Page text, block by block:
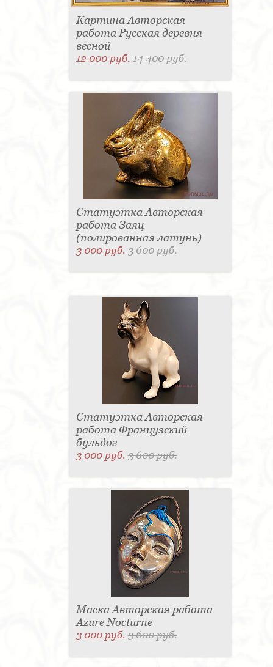
Картина Авторская
работа Русская деревня
весной
12 000 руб.14 400 руб.
Статуэтка Авторская
работа Заяц
(полированная латунь)
3 000 руб.3 600 руб.
Статуэтка Авторская
работа Французский
бульдог
3 000 руб.3 600 руб.
Маска Авторская работа
Azure Nocturne
3 000 руб.3 600 руб.